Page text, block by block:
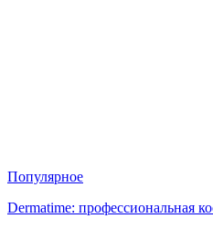
Популярное
Dermatime: профессиональная